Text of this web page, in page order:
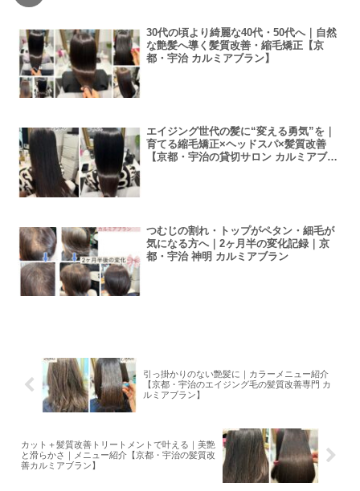
30代の頃より綺麗な40代・50代へ｜自然
な艶髪へ導く髪質改善・縮毛矯正【京
都・宇治 カルミアブラン】
エイジング世代の髪に“変える勇気”を｜
育てる縮毛矯正×ヘッドスパ×髪質改善
【京都・宇治の貸切サロン カルミアブラ
つむじの割れ・トップがペタン・細毛が
気になる方へ｜2ヶ月半の変化記録｜京
都・宇治 神明 カルミアブラン
引っ掛かりのない艶髪に｜カラーメニュー紹介
【京都・宇治のエイジング毛の髪質改善専門 カ
ルミアブラン】
カット＋髪質改善トリートメントで叶える｜美艶
と滑らかさ｜メニュー紹介【京都・宇治の髪質改
善カルミアブラン】